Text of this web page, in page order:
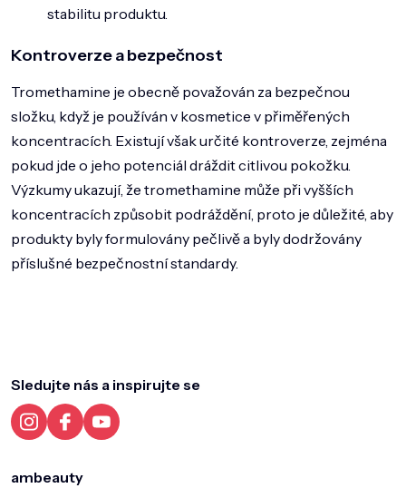
stabilitu produktu.
Kontroverze a bezpečnost
Tromethamine je obecně považován za bezpečnou
složku, když je používán v kosmetice v přiměřených
koncentracích. Existují však určité kontroverze, zejména
pokud jde o jeho potenciál dráždit citlivou pokožku.
Výzkumy ukazují, že tromethamine může při vyšších
koncentracích způsobit podráždění, proto je důležité, aby
produkty byly formulovány pečlivě a byly dodržovány
příslušné bezpečnostní standardy.
Sledujte nás a inspirujte se
ambeauty